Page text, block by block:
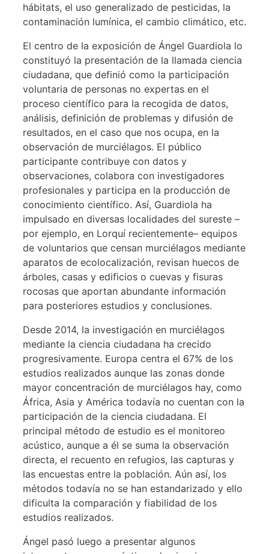
hábitats, el uso generalizado de pesticidas, la
contaminación lumínica, el cambio climático, etc.
El centro de la exposición de Ángel Guardiola lo
constituyó la presentación de la llamada ciencia
ciudadana, que definió como la participación
voluntaria de personas no expertas en el
proceso científico para la recogida de datos,
análisis, definición de problemas y difusión de
resultados, en el caso que nos ocupa, en la
observación de murciélagos. El público
participante contribuye con datos y
observaciones, colabora con investigadores
profesionales y participa en la producción de
conocimiento científico. Así, Guardiola ha
impulsado en diversas localidades del sureste –
por ejemplo, en Lorquí recientemente– equipos
de voluntarios que censan murciélagos mediante
aparatos de ecolocalización, revisan huecos de
árboles, casas y edificios o cuevas y fisuras
rocosas que aportan abundante información
para posteriores estudios y conclusiones.
Desde 2014, la investigación en murciélagos
mediante la ciencia ciudadana ha crecido
progresivamente. Europa centra el 67% de los
estudios realizados aunque las zonas donde
mayor concentración de murciélagos hay, como
África, Asia y América todavía no cuentan con la
participación de la ciencia ciudadana. El
principal método de estudio es el monitoreo
acústico, aunque a él se suma la observación
directa, el recuento en refugios, las capturas y
las encuestas entre la población. Aún así, los
métodos todavía no se han estandarizado y ello
dificulta la comparación y fiabilidad de los
estudios realizados.
Ángel pasó luego a presentar algunos